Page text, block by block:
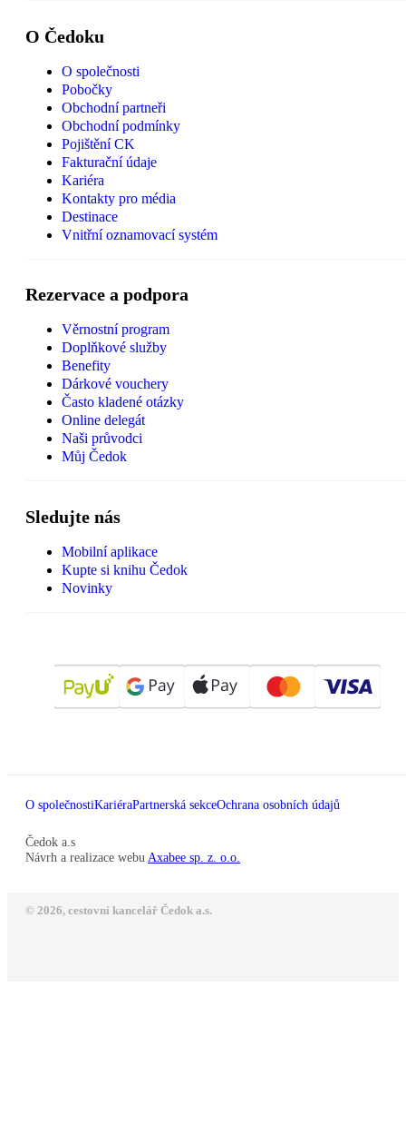
O Čedoku
O společnosti
Pobočky
Obchodní partneři
Obchodní podmínky
Pojištění CK
Fakturační údaje
Kariéra
Kontakty pro média
Destinace
Vnitřní oznamovací systém
Rezervace a podpora
Věrnostní program
Doplňkové služby
Benefity
Dárkové vouchery
Často kladené otázky
Online delegát
Naši průvodci
Můj Čedok
Sledujte nás
Mobilní aplikace
Kupte si knihu Čedok
Novinky
O společnostiKariéraPartnerská sekceOchrana osobních údajů
Čedok a.s
Návrh a realizace webu Axabee sp. z. o.o.
© 2026, cestovní kancelář Čedok a.s.